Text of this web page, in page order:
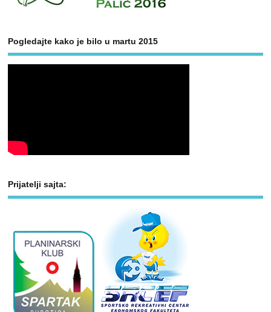
Pogledajte kako je bilo u martu 2015
Prijatelji sajta: